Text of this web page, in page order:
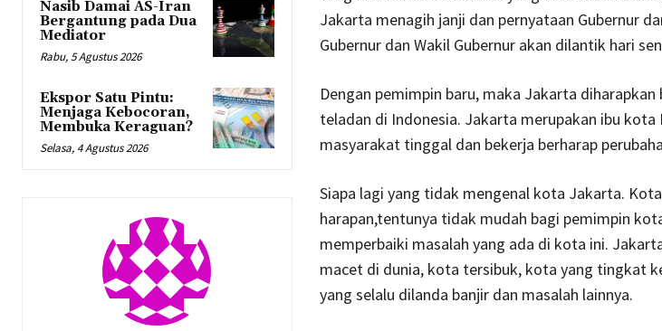
Nasib Damai AS-Iran
Bergantung pada Dua
Mediator
Rabu, 5 Agustus 2026
Ekspor Satu Pintu:
Menjaga Kebocoran,
Membuka Keraguan?
Selasa, 4 Agustus 2026
Jakarta menagih janji dan pernyataan Gubernur
Gubernur dan Wakil Gubernur akan dilantik hari
Dengan pemimpin baru, maka Jakarta
teladan di Indonesia. Jakarta merupakan ibu
masyarakat tinggal dan bekerja berharap
Siapa lagi yang tidak mengenal kota Jakarta.
harapan,tentunya tidak mudah bagi pemimpin
memperbaiki masalah yang ada di kota ini.
macet di dunia, kota tersibuk, kota yang tingkat
yang selalu dilanda banjir dan masalah lainnya.